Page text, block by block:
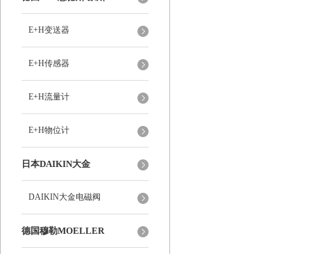
E+H变送器
E+H传感器
E+H流量计
E+H物位计
日本DAIKIN大金
DAIKIN大金电磁阀
德国穆勒MOELLER